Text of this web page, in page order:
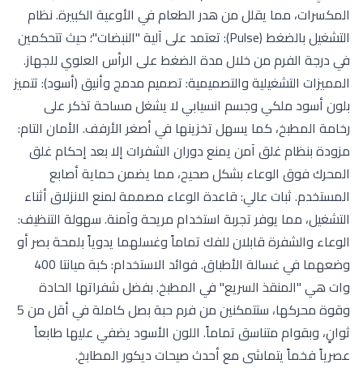
المكسرات، مما يقلل من هدر الطعام في الأوعية الكبيرة. نظام
التشغيل بالضغط (Pulse): تعتمد على آلية "النبضات"؛ حيث تتحكمين
في درجة الفرم من خلال مدة الضغط على الرأس العلوي للجهاز.
المميزات التشغيلية والتصميمية: تصميم مدمج وأنيق (أسود): تتميز
بلون أسود ملكي وجسم انسيابي لا يشغل مساحة تذكر على
رخامة المطبخ، كما يسهل تخزينها في أصغر الأرفف. الأمان التام:
مزودة بنظام غلق آمن يمنع دوران الشفرات إلا بعد إحكام غلق
المحرك فوق الوعاء بشكل صحيح، مما يضمن حماية أصابع
المستخدم. ثبات عالي: قاعدة الوعاء مصممة لمنع الانزلاق أثناء
التشغيل، مما يوفر تجربة استخدام مريحة وآمنة. سهولة التنظيف:
الوعاء والشفرة قابلان للفك تماماً وغسلهما يدوياً بلمحة بصر أو
وضعهما في غسالة الأطباق. فوائد الاستخدام: كبة ميانتا 400
وات هي "المنقذ السريع" في المطبخ. بفضل شفراتها الحادة
وقوة محركها، ستتمكنين من فرم حبة بصل كاملة في أقل من 5
ثوانٍ، وبقوام متناسق تماماً. اللون الأسود يضفي عليها طابعاً
عصرياً فخماً يتماشى مع أحدث صيحات ديكور المطابخ.